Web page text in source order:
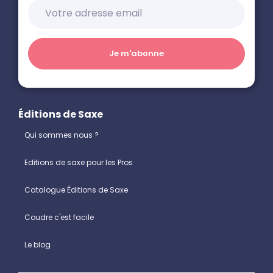
Éditions de Saxe
Qui sommes nous ?
Editions de saxe pour les Pros
Catalogue Éditions de Saxe
Coudre c'est facile
Le blog